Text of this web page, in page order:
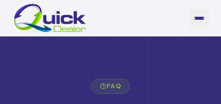
Aller au contenu principal
FAQ